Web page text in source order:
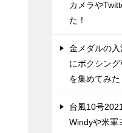
カメラや
た！
金メダルの
にボクシン
を集めてみた
台風10号
Windyや米軍